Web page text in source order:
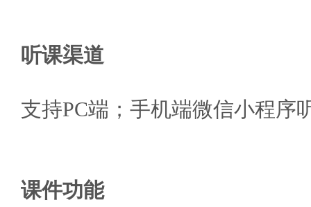
听课渠道
支持PC端；手机端微信小程序
课件功能